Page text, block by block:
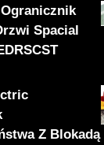
Spacial
Z Blokadą